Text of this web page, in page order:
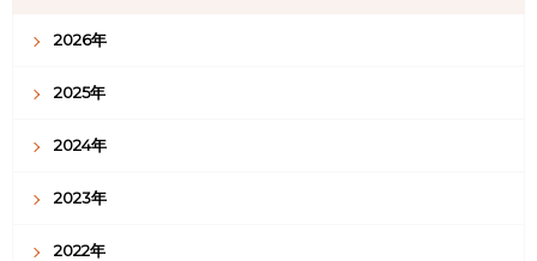
2026年
2025年
2024年
2023年
2022年